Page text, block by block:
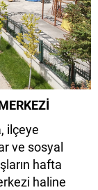
ilçeye
ve sosyal
hafta
haline